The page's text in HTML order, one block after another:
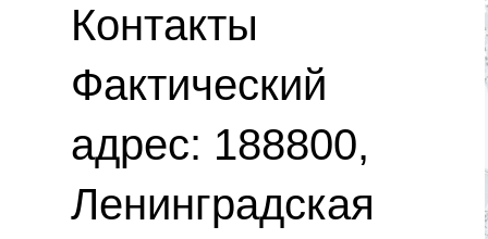
Контакты
Фактический
адрес: 188800,
Ленинградская